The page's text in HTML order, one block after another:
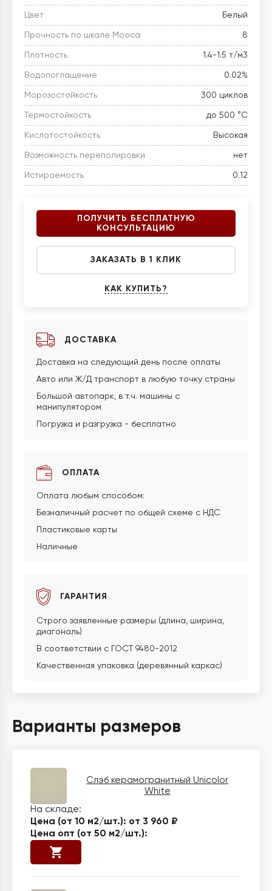
Цвет Белый
Прочность по шкале Мооса 8
Плотность 1.4-1.5 т/м3
Водопоглащение 0.02%
Морозостойкость 300 циклов
Термостойкость до 500 °C
Кислотостойкость Высокая
Возможность переполировки нет
Истираемость 0.12
ПОЛУЧИТЬ БЕСПЛАТНУЮ
КОНСУЛЬТАЦИЮ
ЗАКАЗАТЬ В 1 КЛИК
КАК КУПИТЬ?
ДОСТАВКА
Доставка на следующий день после оплаты
Авто или Ж/Д транспорт в любую точку страны
Большой автопарк, в т.ч. машины с
манипулятором
Погрузка и разгрузка - бесплатно
ОПЛАТА
Оплата любым способом:
Безналичный расчет по общей схеме с НДС
Пластиковые карты
Наличные
ГАРАНТИЯ
Строго заявленные размеры (длина, ширина,
диагональ)
В соответствии с ГОСТ 9480-2012
Качественная упаковка (деревянный каркас)
Варианты размеров
Слэб керамогранитный Unicolor
White
от 3 960 ₽